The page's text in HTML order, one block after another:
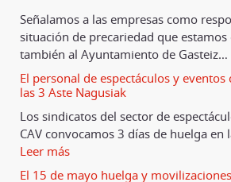
Señalamos a las empresas como
situación de precariedad que
también al Ayuntamiento de Gasteiz…
El personal de espectáculos y eventos
las 3 Aste Nagusiak
Los sindicatos del sector de
CAV convocamos 3 días de huelga en
Leer más
El 15 de mayo huelga y